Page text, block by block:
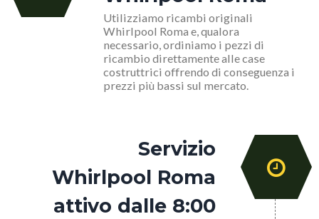
Utilizziamo ricambi originali
Whirlpool Roma e, qualora
necessario, ordiniamo i pezzi di
ricambio direttamente alle case
costruttrici offrendo di conseguenza i
prezzi più bassi sul mercato.
Servizio
Whirlpool Roma
attivo dalle 8:00